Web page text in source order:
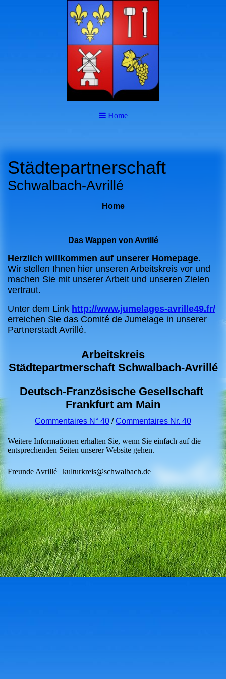
Home
Städtepartnerschaft
Schwalbach-Avrillé
Home
Das Wappen von Avrillé
Herzlich willkommen auf unserer Homepage.
Wir stellen Ihnen hier unseren Arbeitskreis vor und
machen Sie mit unserer Arbeit und unseren Zielen
vertraut.
Unter dem Link http://www.jumelages-avrille49.fr/
erreichen Sie das Comité de Jumelage in unserer
Partnerstadt Avrillé.
Arbeitskreis
Städtepartmerschaft Schwalbach-Avrillé
Deutsch-Französische Gesellschaft
Frankfurt am Main
Commentaires N° 40 /Commentaires Nr. 40
Weitere Informationen erhalten Sie, wenn Sie einfach auf die
entsprechenden Seiten unserer Website gehen.
Freunde Avrillé | kulturkreis@schwalbach.de